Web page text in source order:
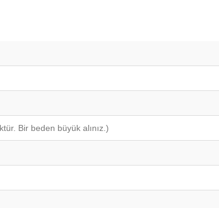
Bir beden büyük alınız.)